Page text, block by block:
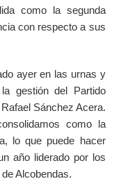
como la segunda
con respecto a sus
ayer en las urnas y
gestión del Partido
Sánchez Acera.
como la
lo que puede hacer
año liderado por los
Alcobendas.